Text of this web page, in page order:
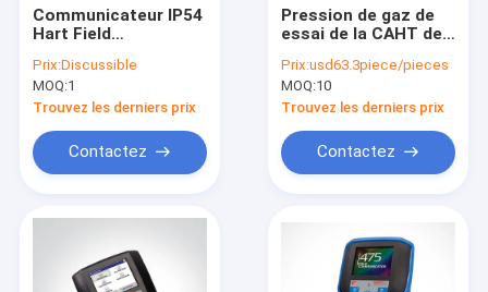
Communicateur IP54
Hart Field
dispositif de l'AMS
Trex d'Emerson
Prix:Discussible
MOQ:1
Trouvez les derniers prix
Contactez
Pression de gaz de
essai de la CAHT de
différentiel de MC
Digital
Prix:usd63.3piece/pieces
MOQ:10
Trouvez les derniers prix
Contactez